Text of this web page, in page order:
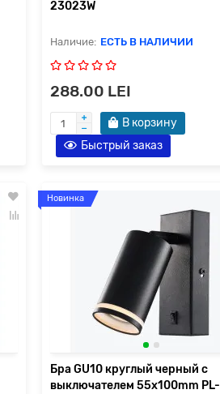
23023W
ЕСТЬ В НАЛИЧИИ
288.00 LEI
В корзину
Быстрый заказ
Новинка
Бра GU10 круглый черный с
выключателем 55x100mm PL-